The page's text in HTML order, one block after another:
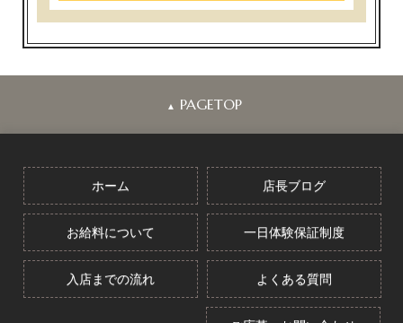
▲ PAGETOP
ホーム 店長ブログ
お給料について 一日体験保証制度
入店までの流れ よくある質問